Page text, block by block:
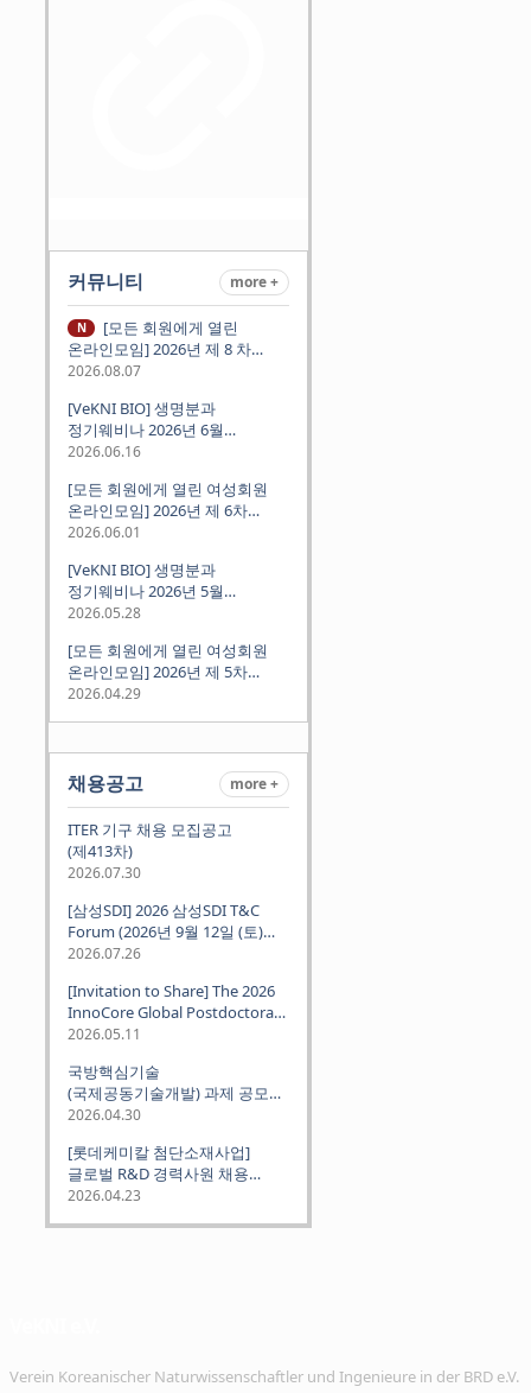
커뮤니티 more +
N
온라인모임] 2026년 제 8 차
정기모임 (8월 12일 수요일 저녁
경험담
2026.08.07
[VeKNI BIO] 생명분과
정기웨비나 2026년 6월
(2026.06.18 Thu 9:00PM)
2026.06.16
[모든 회원에게 열린 여성회원
온라인모임] 2026년 제 6차
정기모임 (6월 10일 수요일 저녁
2026.06.01
[VeKNI BIO] 생명분과
정기웨비나 2026년 5월
(2026.05.28 Thu 9:00PM)
2026.05.28
[모든 회원에게 열린 여성회원
온라인모임] 2026년 제 5차
정기모임 (5월 12일 화요일 저녁
2026.04.29
채용공고 more +
ITER 기구 채용 모집공고
(제413차)
2026.07.30
[삼성SDI] 2026 삼성SDI T&C
Forum (2026년 9월 12일 (토)
뮌헨 개최)
2026.07.26
[Invitation to Share] The 2026
InnoCore Global Postdoctoral
Job Fair: Meet Korea's 4 Major
Institutes
2026.05.11
국방핵심기술
(국제공동기술개발) 과제 공모
안내 (~2026.06.26)
2026.04.30
[롯데케미칼 첨단소재사업]
글로벌 R&D 경력사원 채용
(~2026. 5.5)
2026.04.23
Verein Koreanischer Naturwissenschaftler und Ingenieure in der BRD e.V.